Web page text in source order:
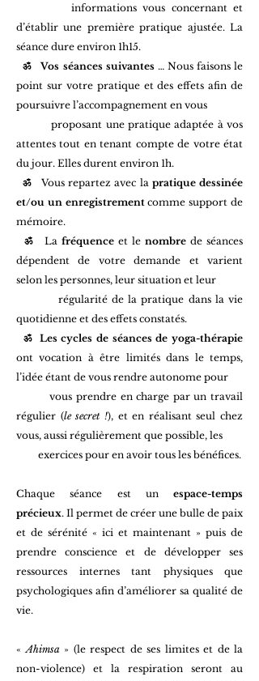
informations vous concernant et
d’établir une première pratique ajustée. La
séance dure environ 1h15.
ॐ
Vos séances suivantes … Nous faisons le
point sur votre pratique et des effets afin de
poursuivre l’accompagnement en vous
proposant une pratique adaptée à vos
attentes tout en tenant compte de votre état
du jour. Elles durent environ 1h.
ॐVous repartez avec la pratique dessinée
et/ou un enregistrementcomme support de
mémoire.
ॐ
La fréquence et le nombre de séances
dépendent de votre demande et varient
selon les personnes, leur situation et leur
régularitéde la pratique dans la vie
quotidienne et des effets constatés.
ॐ
Les cycles de séances de yoga-thérapie
ont vocation à être limités dans le temps,
l’idée étant de vous rendre autonome pour
vous prendre en charge par un travail
régulier (le secret !), et en réalisant seul chez
vous, aussi régulièrement que possible, les
exercices pour en avoir tous les bénéfices.
Chaque séance est un espace-temps
précieux. Il permet de créer une bulle de paix
et de sérénité « ici et maintenant » puis de
prendre conscience et de développer ses
ressources internes tant physiques que
psychologiques afin d’améliorer sa qualité de
vie.
«Ahimsa» (le respect de ses limites et de la
non-violence) et la respiration seront au